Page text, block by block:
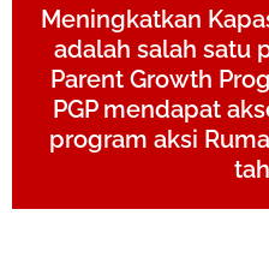
Meningkatkan
adalah salah satu
Parent Growth
PGP mendapat
program aksi